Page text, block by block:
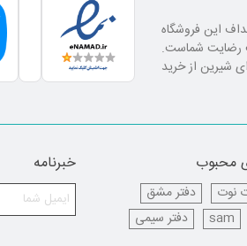
این فروشگاه
رضایت شماست.
شیرین از خرید
محبوب
نوت
دفتر مشق
sam
دفتر سیمی
خبرنامه